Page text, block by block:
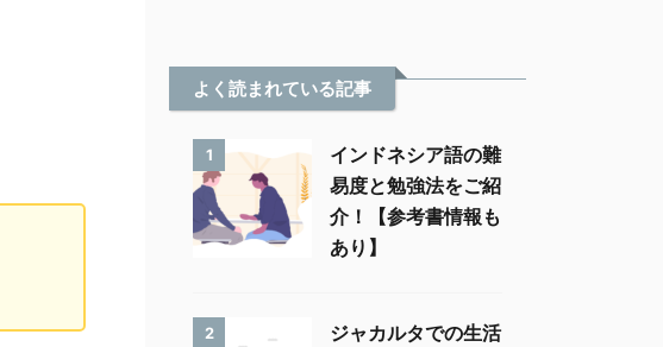
よく読まれている記事
1
インドネシア語の難
易度と勉強法をご紹
介！【参考書情報も
あり】
2
ジャカルタでの生活